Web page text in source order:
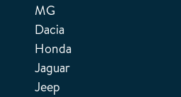
MG
Dacia
Honda
Jaguar
Jeep